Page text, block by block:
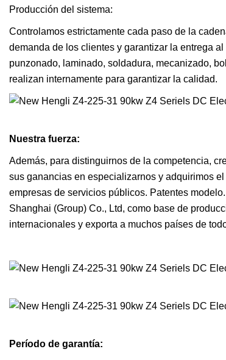
Producción del sistema:
Controlamos estrictamente cada paso de la
demanda de los clientes y garantizar la entrega
punzonado, laminado, soldadura, mecanizado,
realizan internamente para garantizar la calidad.
Nuestra fuerza:
Además, para distinguirnos de la competencia,
sus ganancias en especializarnos y adquirimos
empresas de servicios públicos. Patentes
Shanghai (Group) Co., Ltd, como base de
internacionales y exporta a muchos países de
Período de garantía: